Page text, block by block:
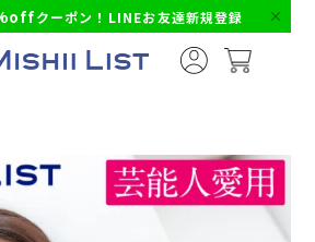
クーポン！LINEお友達新規登録